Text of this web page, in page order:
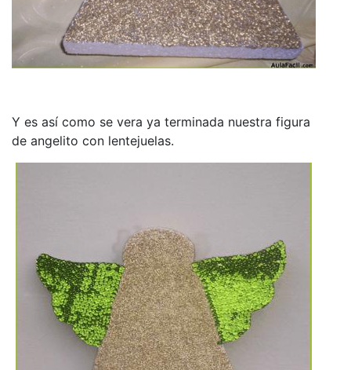
Y es así como se vera ya terminada nuestra figura
de angelito con lentejuelas.